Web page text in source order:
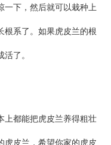
一下，然后就可以栽种上
根系了。如果虎皮兰的根
了。